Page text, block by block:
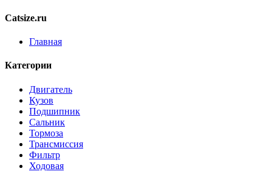
Catsize.ru
Главная
Категории
Двигатель
Кузов
Подшипник
Сальник
Тормоза
Трансмиссия
Фильтр
Ходовая